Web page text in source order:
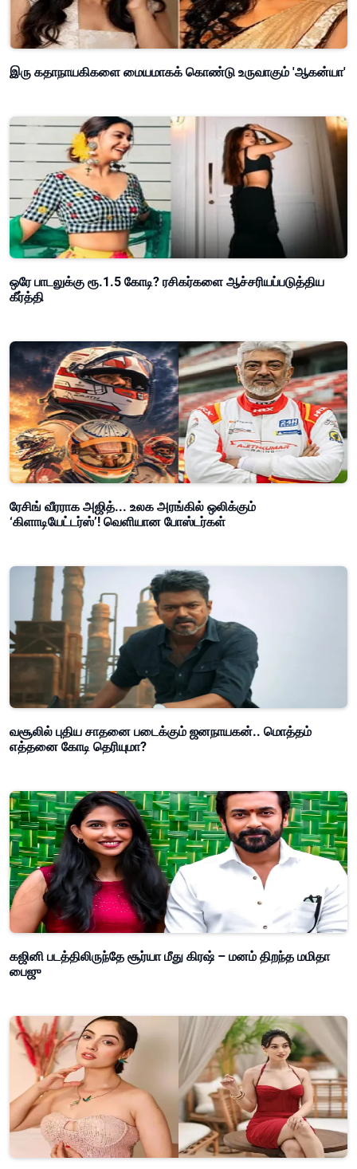
இரு கதாநாயகிகளை மையமாகக் கொண்டு உருவாகும் 'ஆகன்யா'
ஒரே பாடலுக்கு ரூ.1.5 கோடி? ரசிகர்களை ஆச்சரியப்படுத்திய
கீர்த்தி
ரேசிங் வீரராக அஜித்... உலக அரங்கில் ஒலிக்கும்
‘கிளாடியேட்டர்ஸ்’! வெளியான போஸ்டர்கள்
வசூலில் புதிய சாதனை படைக்கும் ஜனநாயகன்.. மொத்தம்
எத்தனை கோடி தெரியுமா?
கஜினி படத்திலிருந்தே சூர்யா மீது கிரஷ் – மனம் திறந்த மமிதா
பைஜு